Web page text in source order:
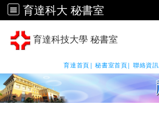
育達科大 秘書室
育達科技大學 秘書室
育達首頁| 秘書室首頁| 聯絡資